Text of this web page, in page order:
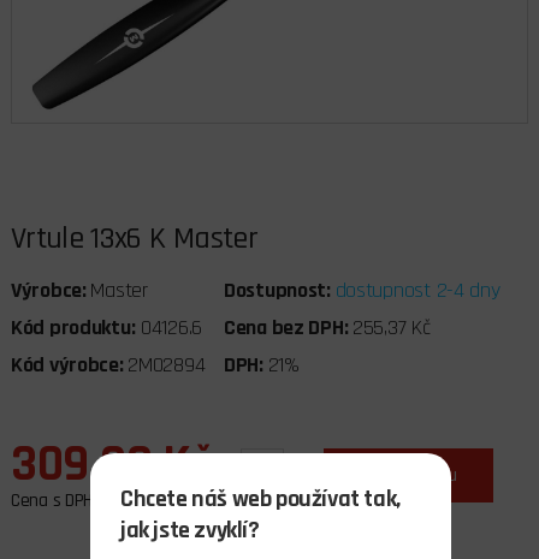
Vrtule 13x6 K Master
Výrobce: Master Dostupnost: dostupnost 2-4 dny
Kód produktu: 04126.6 Cena bez DPH: 255,37 Kč
Kód výrobce: 2MO2894 DPH: 21%
309,00 Kč
Cena s DPH
do košíku
Chcete náš web používat tak,
jak jste zvyklí?